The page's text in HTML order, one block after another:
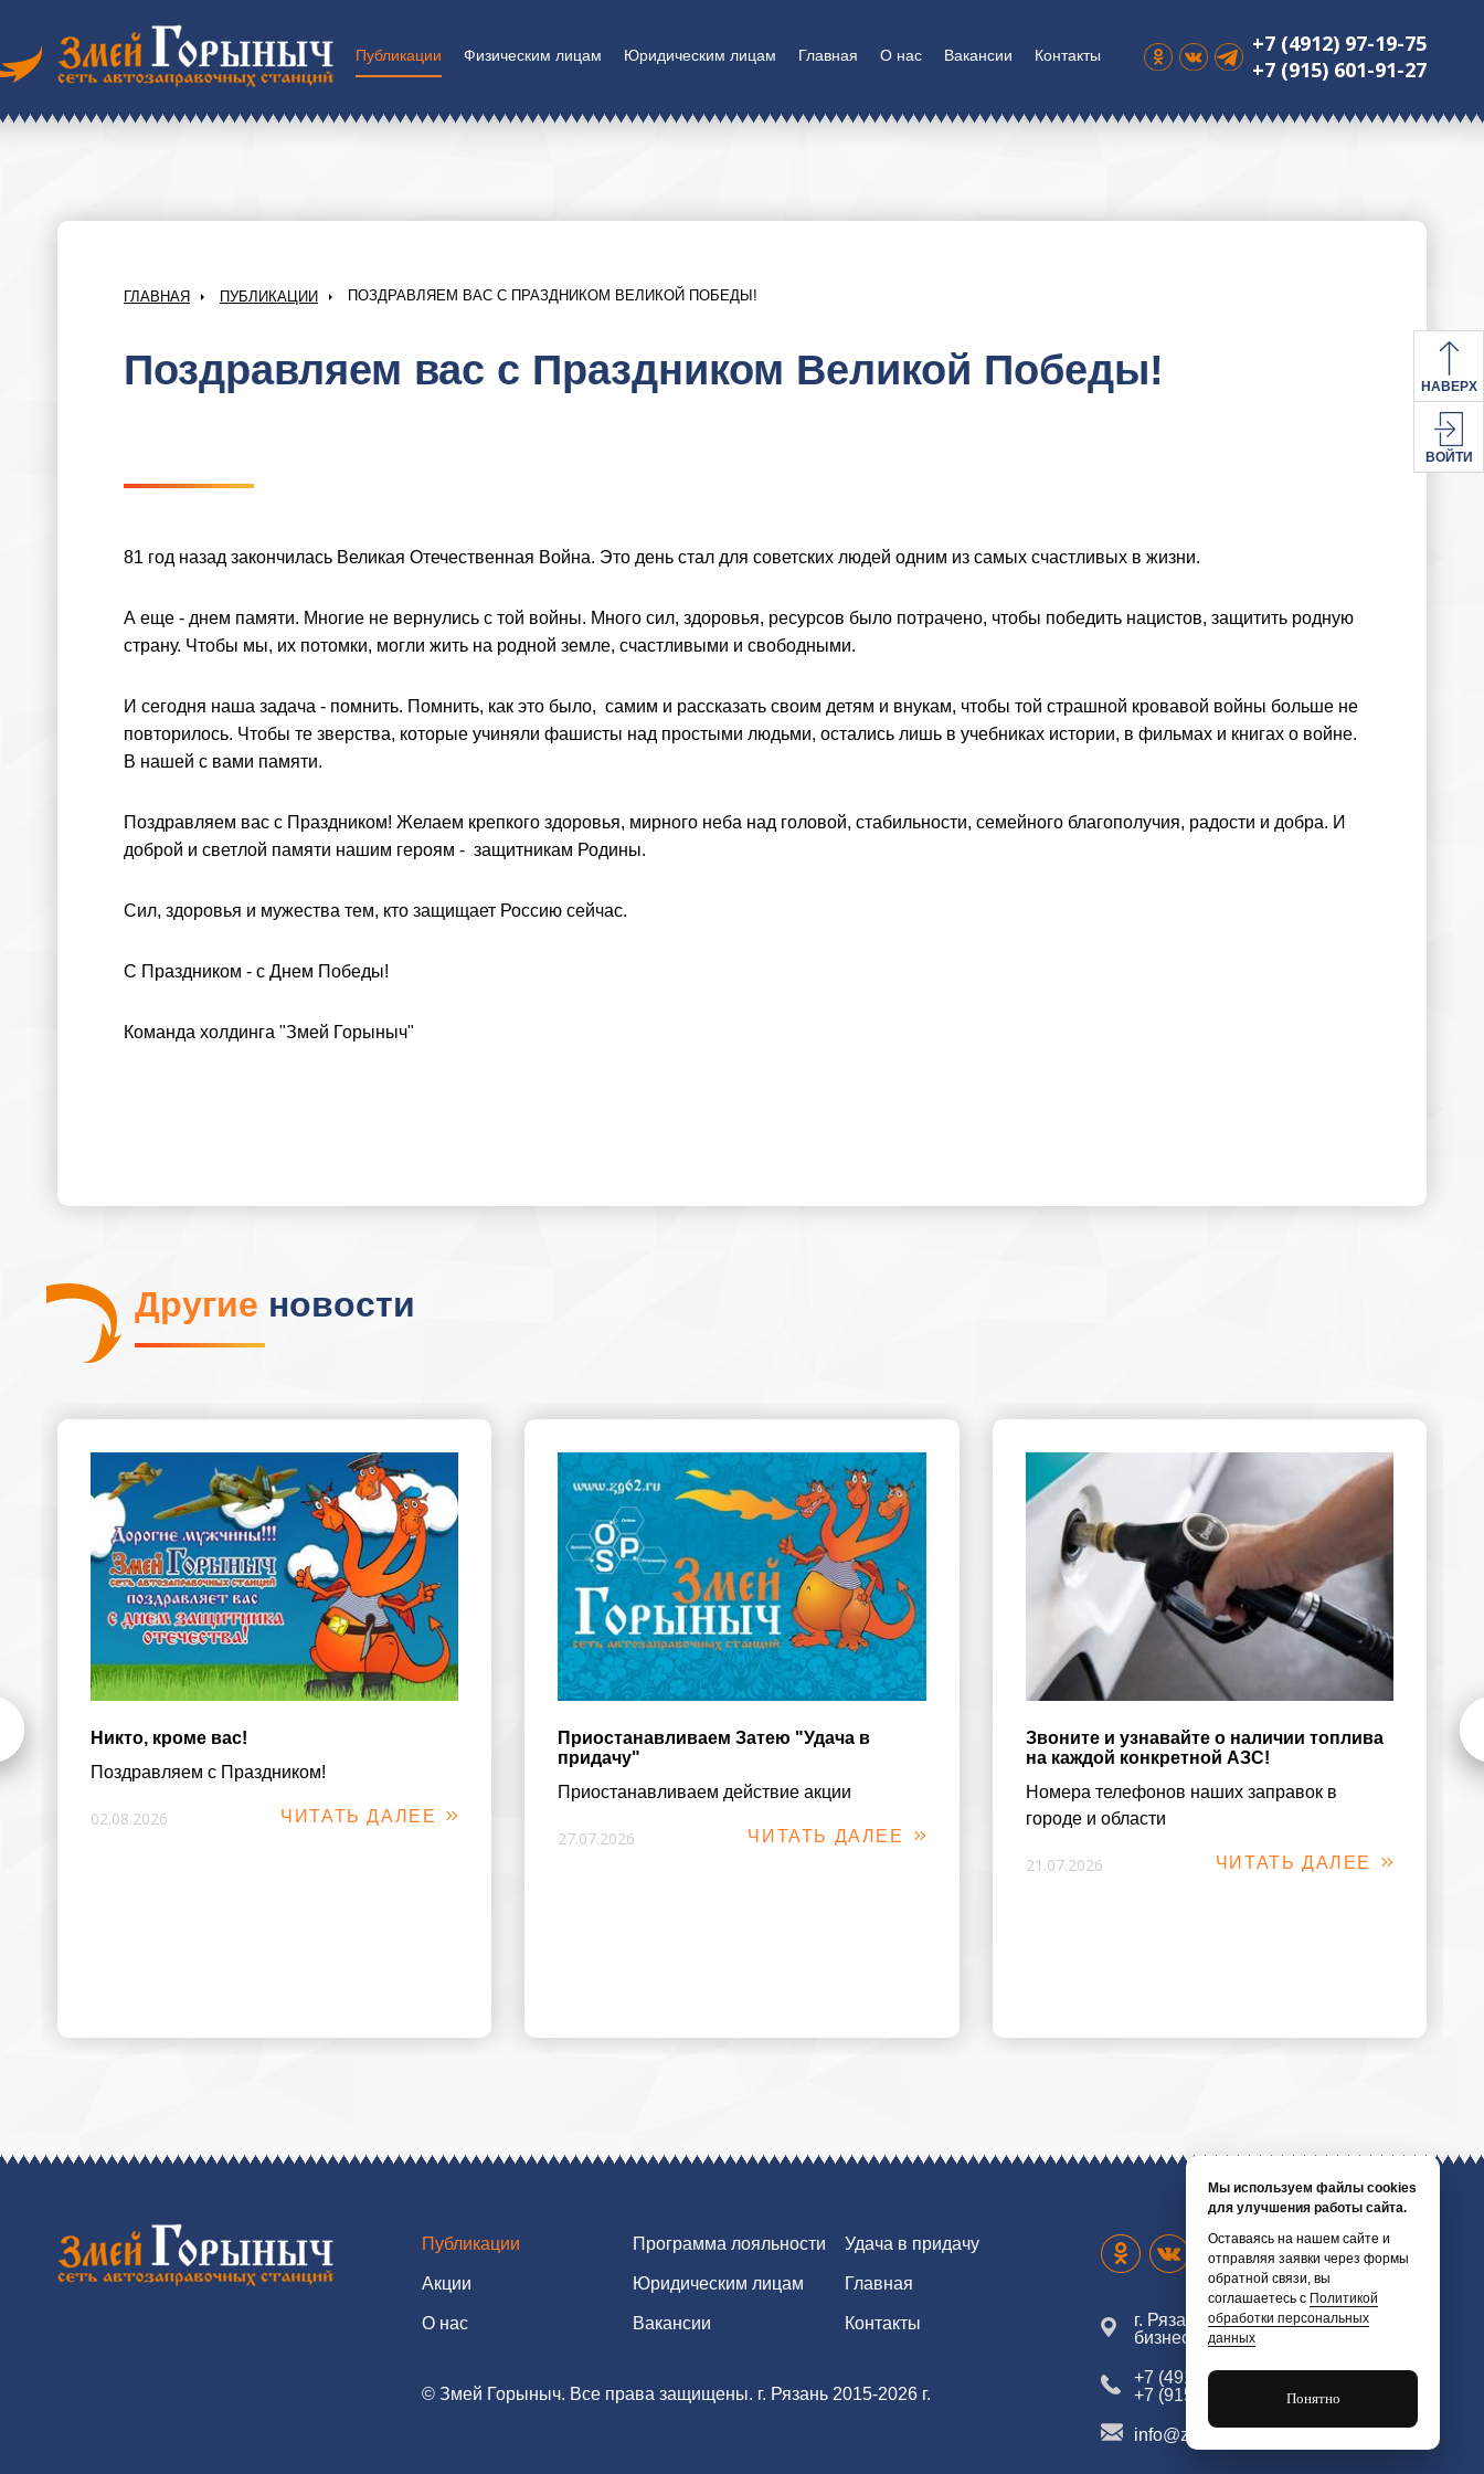
НАВЕРХ
ВОЙТИ
Публикации Физическим лицам Юридическим лицам Главная О нас Вакансии Контакты
+7 (4912) 97-19-75
+7 (915) 601-91-27
ГЛАВНАЯ ПУБЛИКАЦИИ ПОЗДРАВЛЯЕМ ВАС С ПРАЗДНИКОМ ВЕЛИКОЙ ПОБЕДЫ!
Поздравляем вас с Праздником Великой Победы!
81 год назад закончилась Великая Отечественная Война. Это день стал для советских людей одним из самых счастливых в жизни.
А еще - днем памяти. Многие не вернулись с той войны. Много сил, здоровья, ресурсов было потрачено, чтобы победить нацистов, защитить родную
страну. Чтобы мы, их потомки, могли жить на родной земле, счастливыми и свободными.
И сегодня наша задача - помнить. Помнить, как это было, самим и рассказать своим детям и внукам, чтобы той страшной кровавой войны больше не
повторилось. Чтобы те зверства, которые учиняли фашисты над простыми людьми, остались лишь в учебниках истории, в фильмах и книгах о войне.
В нашей с вами памяти.
Поздравляем вас с Праздником! Желаем крепкого здоровья, мирного неба над головой, стабильности, семейного благополучия, радости и добра. И
доброй и светлой памяти нашим героям - защитникам Родины.
Сил, здоровья и мужества тем, кто защищает Россию сейчас.
С Праздником - с Днем Победы!
Команда холдинга "Змей Горыныч"
Другие новости
Никто, кроме вас!
Поздравляем с Праздником!
02.08.2026 ЧИТАТЬ ДАЛЕЕ
Приостанавливаем Затею "Удача в
придачу"
Приостанавливаем действие акции
27.07.2026 ЧИТАТЬ ДАЛЕЕ
Звоните и узнавайте о наличии топлива
на каждой конкретной АЗС!
Номера телефонов наших заправок в
городе и области
21.07.2026 ЧИТАТЬ ДАЛЕЕ
Публикации Программа лояльности Удача в придачу
Акции Юридическим лицам Главная
О нас Вакансии Контакты
© Змей Горыныч. Все права защищены. г. Рязань 2015-2026 г.
г. Рязань, ул. Октябрьская, д. 61,
бизнес-центр, 3 этаж
+7 (4912) 97-19-75
+7 (915) 601-91-27
info@zg62.ru
Мы используем файлы cookies
для улучшения работы сайта.
Оставаясь на нашем сайте и
отправляя заявки через формы
обратной связи, вы
соглашаетесь с Политикой
обработки персональных
данных
Понятно